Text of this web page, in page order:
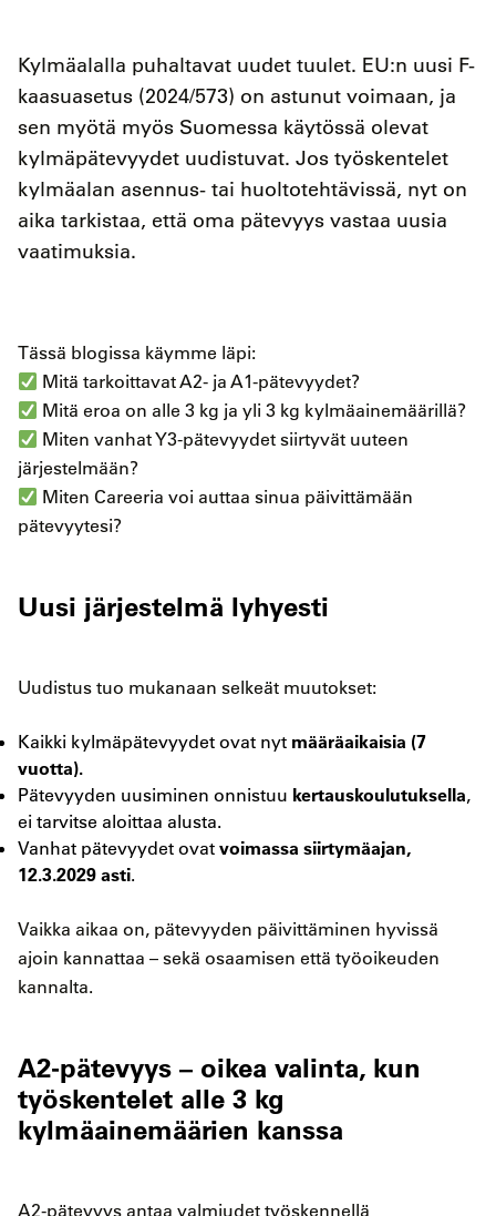
Kylmäalalla puhaltavat uudet tuulet. EU:n uusi F-
kaasuasetus (2024/573) on astunut voimaan, ja
sen myötä myös Suomessa käytössä olevat
kylmäpätevyydet uudistuvat. Jos työskentelet
kylmäalan asennus- tai huoltotehtävissä, nyt on
aika tarkistaa, että oma pätevyys vastaa uusia
vaatimuksia.
Tässä blogissa käymme läpi:
Mitä tarkoittavat A2- ja A1-pätevyydet?
Mitä eroa on alle 3 kg ja yli 3 kg kylmäainemäärillä?
Miten vanhat Y3-pätevyydet siirtyvät uuteen
järjestelmään?
Miten Careeria voi auttaa sinua päivittämään
pätevyytesi?
Uusi järjestelmä lyhyesti
Uudistus tuo mukanaan selkeät muutokset:
Kaikki kylmäpätevyydet ovat nyt määräaikaisia (7
vuotta).
Pätevyyden uusiminen onnistuu kertauskoulutuksella,
ei tarvitse aloittaa alusta.
Vanhat pätevyydet ovat voimassa siirtymäajan,
12.3.2029 asti.
Vaikka aikaa on, pätevyyden päivittäminen hyvissä
ajoin kannattaa – sekä osaamisen että työoikeuden
kannalta.
A2-pätevyys – oikea valinta, kun
työskentelet alle 3 kg
kylmäainemäärien kanssa
A2-pätevyys antaa valmiudet työskennellä